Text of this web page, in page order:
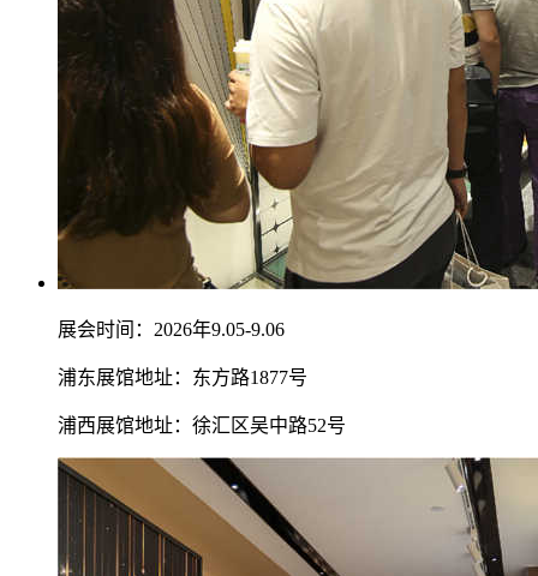
展会时间：2026年9.05-9.06
浦东展馆地址：东方路1877号
浦西展馆地址：徐汇区吴中路52号